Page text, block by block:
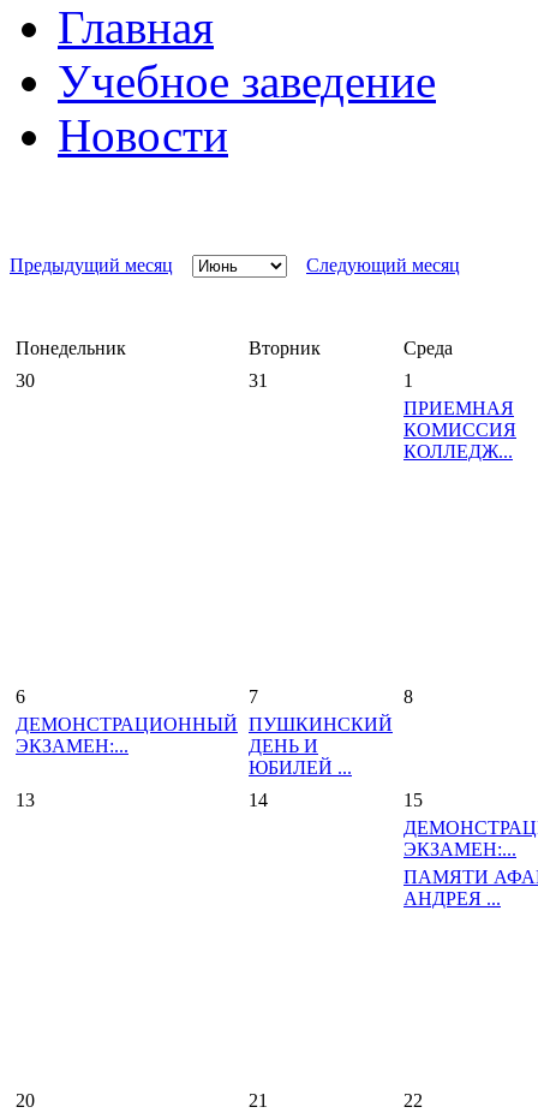
Главная
Учебное заведение
Новости
Предыдущий месяц Следующий месяц
Понедельник Вторник
Среда
30
31
1
ПРИЕМНАЯ
КОМИССИЯ
КОЛЛЕДЖ...
6
ДЕМОНСТРАЦИОННЫЙ
ЭКЗАМЕН:...
7
ПУШКИНСКИЙ
ДЕНЬ И
ЮБИЛЕЙ ...
8
13 14
15
ЭКЗАМЕН:...
ПАМЯТИ
АНДРЕЯ ...
20
21
22